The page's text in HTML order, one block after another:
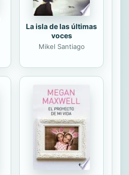
La isla de las últimas
voces
Mikel Santiago